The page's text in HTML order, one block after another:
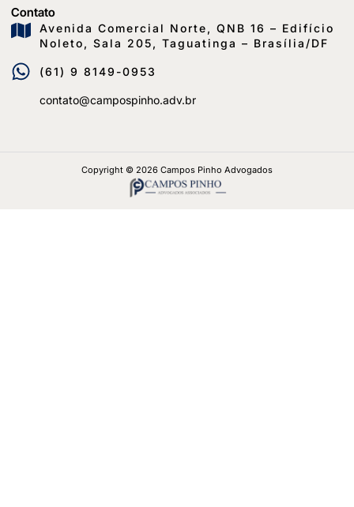
Contato
Avenida Comercial Norte, QNB 16 – Edifício
Noleto, Sala 205, Taguatinga – Brasília/DF
(61) 9 8149-0953
contato@campospinho.adv.br
Copyright © 2026 Campos Pinho Advogados